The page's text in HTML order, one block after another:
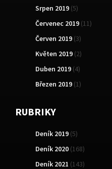
Srpen 2019 (5)
Červenec 2019 (11)
Červen 2019 (3)
Květen 2019 (2)
Duben 2019 (4)
Březen 2019 (1)
RUBRIKY
Deník 2019 (5)
Deník 2020 (168)
Deník 2021 (143)